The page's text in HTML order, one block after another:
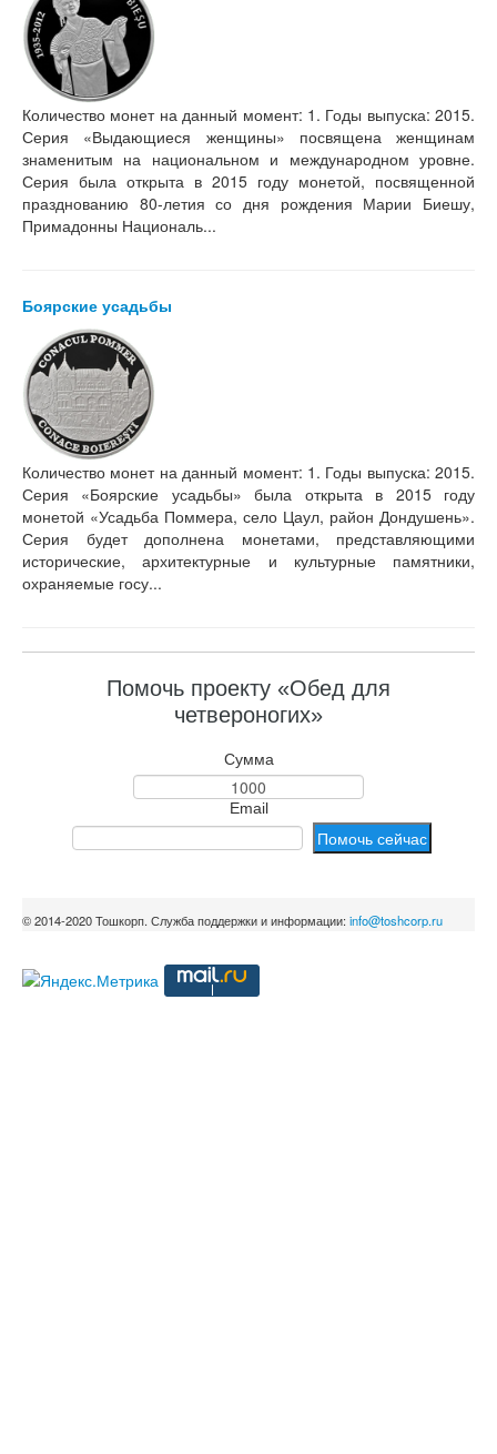
Количество монет на данный момент: 1. Годы выпуска: 2015.
Серия «Выдающиеся женщины» посвящена женщинам
знаменитым на национальном и международном уровне.
Серия была открыта в 2015 году монетой, посвященной
празднованию 80-летия со дня рождения Марии Биешу,
Примадонны Националь...
Боярские усадьбы
Количество монет на данный момент: 1. Годы выпуска: 2015.
Серия «Боярские усадьбы» была открыта в 2015 году
монетой «Усадьба Поммера, село Цаул, район Дондушень».
Серия будет дополнена монетами, представляющими
исторические, архитектурные и культурные памятники,
охраняемые госу...
Помочь проекту «Обед для
четвероногих»
Сумма
Email
© 2014-2020 Тошкорп. Служба поддержки и информации:info@toshcorp.ru